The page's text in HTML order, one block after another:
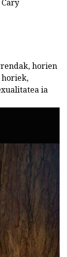
horien
horiek,
ia